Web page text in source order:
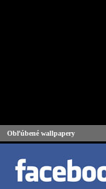
Obľúbené wallpapery